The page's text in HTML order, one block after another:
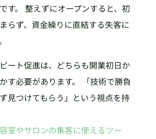
す。 整えずにオープンすると、初
らず、資金繰りに直結する失客に
ート促進は、どちらも開業初日か
す必要があります。 「技術で勝負
見つけてもらう」という視点を持
室やサロンの集客に使えるツー